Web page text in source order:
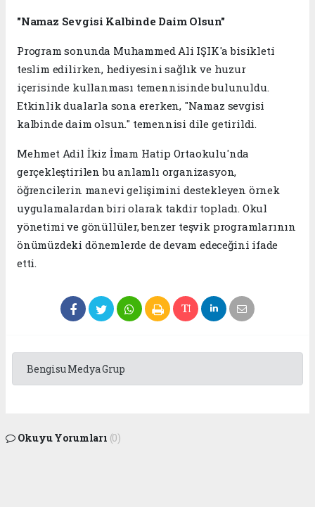
"Namaz Sevgisi Kalbinde Daim Olsun"
Program sonunda Muhammed Ali IŞIK'a bisikleti
teslim edilirken, hediyesini sağlık ve huzur
içerisinde kullanması temennisinde bulunuldu.
Etkinlik dualarla sona ererken, "Namaz sevgisi
kalbinde daim olsun." temennisi dile getirildi.
Mehmet Adil İkiz İmam Hatip Ortaokulu'nda
gerçekleştirilen bu anlamlı organizasyon,
öğrencilerin manevi gelişimini destekleyen örnek
uygulamalardan biri olarak takdir topladı. Okul
yönetimi ve gönüllüler, benzer teşvik programlarının
önümüzdeki dönemlerde de devam edeceğini ifade
etti.
Bengisu Medya Grup
Okuyu Yorumları (0)